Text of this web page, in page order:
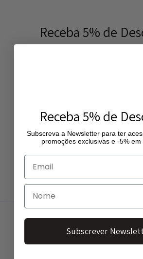
Receba 5% de
Subscreva a Newsletter para ter
Subscrever
Receba 5% de
Subscreva a Newsletter para ter
promoções exclusivas e -5% em
Subscrever